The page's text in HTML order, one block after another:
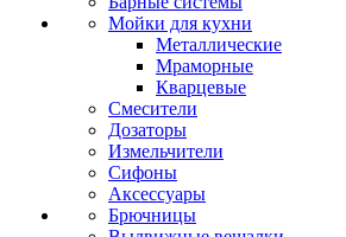
Мойки для кухни
Металлические
Мраморные
Кварцевые
Смесители
Дозаторы
Измельчители
Сифоны
Аксессуары
Брючницы